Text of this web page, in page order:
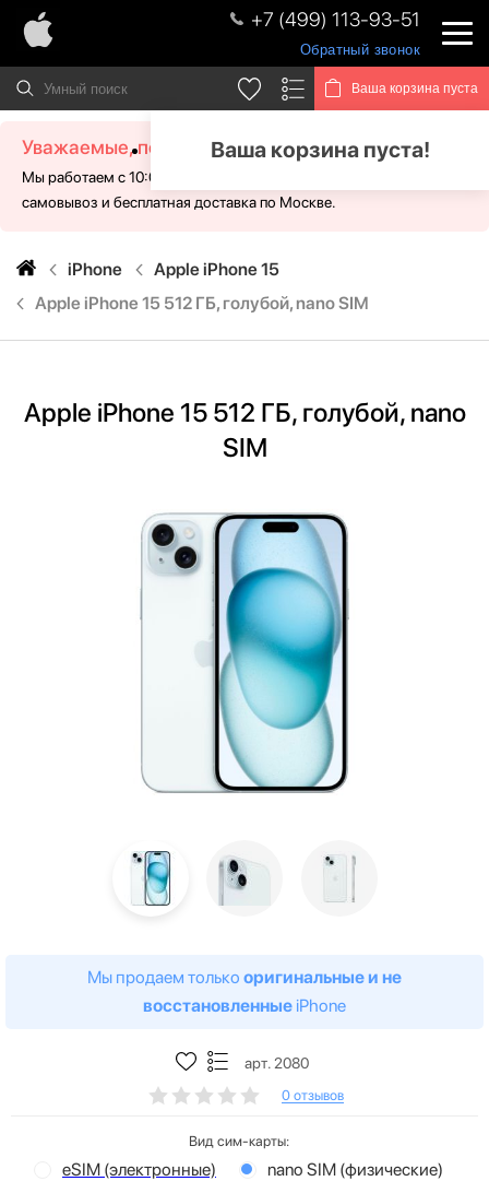
+7 (499) 113-93-51
Обратный звонок
Ваша корзина пуста
Ваша корзина пуста!
Уважаемые, посетители!
Мы работаем с 10:00 - 21:00 без выходных. Для Вас доступен
самовывоз и бесплатная доставка по Москве.
iPhone
Apple iPhone 15
Apple iPhone 15 512 ГБ, голубой, nano SIM
Apple iPhone 15 512 ГБ, голубой, nano
SIM
Мы продаем только оригинальные и не
восстановленные iPhone
арт. 2080
0 отзывов
Вид сим-карты:
eSIM (электронные) nano SIM (физические)